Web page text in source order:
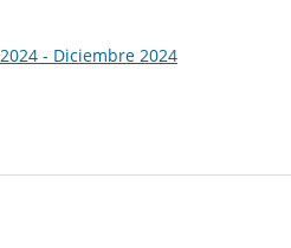
- Diciembre 2024